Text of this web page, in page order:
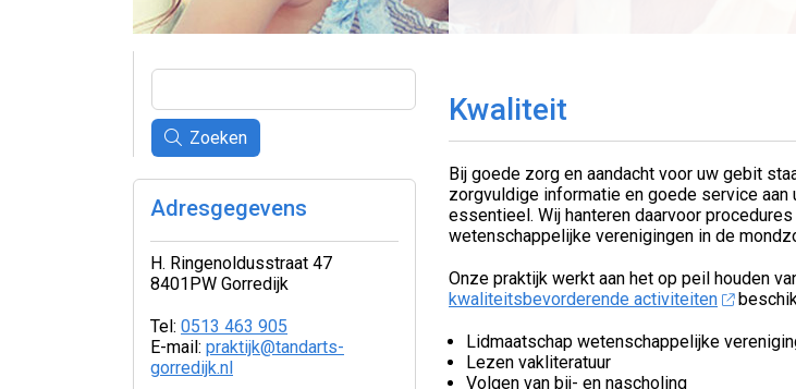
Kwaliteit
Bij goede zorg en aandacht voor uw gebit
zorgvuldige informatie en goede service aan
essentieel. Wij hanteren daarvoor
wetenschappelijke verenigingen in de
Onze praktijk werkt aan het op peil houden
kwaliteitsbevorderende activiteiten
Lidmaatschap wetenschappelijke
Lezen vakliteratuur
Volgen van bij- en nascholing
Zoeken
Adresgegevens
H. Ringenoldusstraat 47
8401PW Gorredijk
Tel: 0513 463 905
E-mail: praktijk@tandarts-
gorredijk.nl